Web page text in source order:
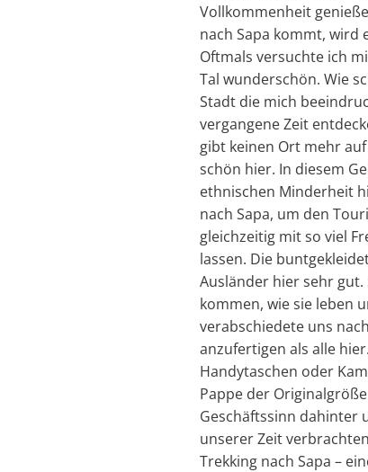
Vollkommenheit
nach Sapa kommt, wird
Oftmals versuchte ich
Tal wunderschön. Wie
Stadt die mich
vergangene Zeit
gibt keinen Ort mehr
schön hier. In diesem
ethnischen Minderheit
nach Sapa, um den
gleichzeitig mit so viel
lassen. Die
Ausländer hier sehr
kommen, wie sie leben
verabschiedete uns
anzufertigen als alle
Handytaschen oder
Pappe der
Geschäftssinn dahinter
unserer Zeit
Trekking nach Sapa –